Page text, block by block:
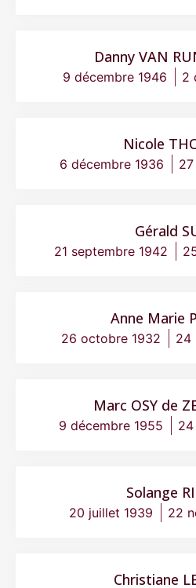
Danny VAN
9 décembre 1946 2
Nicole
6 décembre 1936
Gérald
21 septembre 1942
Anne Marie
26 octobre 1932 24
Marc OSY de
9 décembre 1955
Solange
20 juillet 1939 22
Christiane